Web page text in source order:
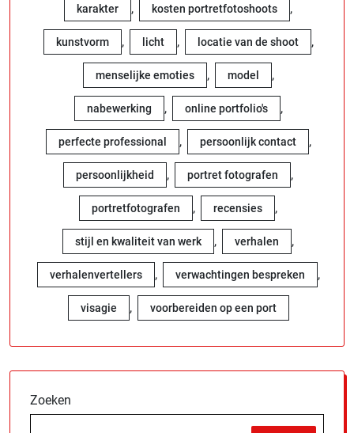
karakter , kosten portretfotoshoots ,
kunstvorm , licht , locatie van de shoot ,
menselijke emoties , model ,
nabewerking , online portfolio's ,
perfecte professional , persoonlijk contact ,
persoonlijkheid , portret fotografen ,
portretfotografen , recensies ,
stijl en kwaliteit van werk , verhalen ,
verhalenvertellers , verwachtingen bespreken ,
visagie , voorbereiden op een port
Zoeken